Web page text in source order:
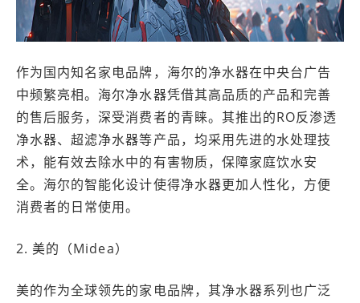
作为国内知名家电品牌，海尔的净水器在中央台广告
中频繁亮相。海尔净水器凭借其高品质的产品和完善
的售后服务，深受消费者的青睐。其推出的RO反渗透
净水器、超滤净水器等产品，均采用先进的水处理技
术，能有效去除水中的有害物质，保障家庭饮水安
全。海尔的智能化设计使得净水器更加人性化，方便
消费者的日常使用。
2. 美的（Midea）
美的作为全球领先的家电品牌，其净水器系列也广泛